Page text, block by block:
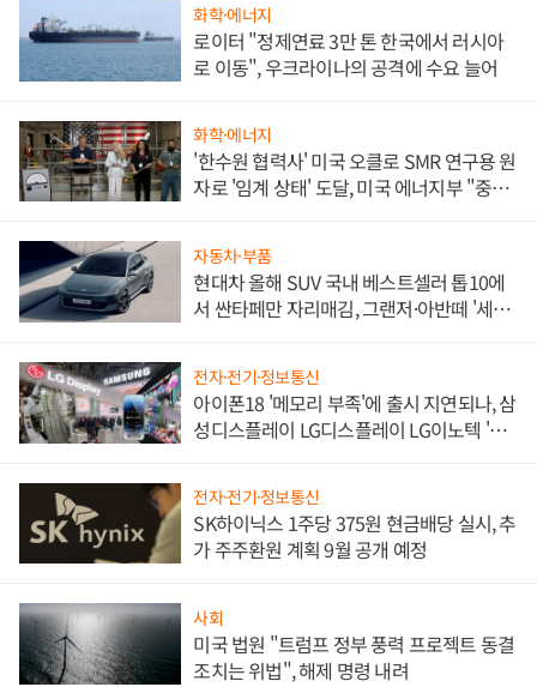
화학·에너지
로이터 "정제연료 3만 톤 한국에서 러시아
로 이동", 우크라이나의 공격에 수요 늘어
화학·에너지
'한수원 협력사' 미국 오클로 SMR 연구용 원
자로 '임계 상태' 도달, 미국 에너지부 "중요
자동차·부품
현대차 올해 SUV 국내 베스트셀러 톱10에
서 싼타페만 자리매김, 그랜저·아반떼 '세단
전자·전기·정보통신
아이폰18 '메모리 부족'에 출시 지연되나, 삼
성디스플레이 LG디스플레이 LG이노텍 '탈
전자·전기·정보통신
SK하이닉스 1주당 375원 현금배당 실시, 추
가 주주환원 계획 9월 공개 예정
사회
미국 법원 "트럼프 정부 풍력 프로젝트 동결
조치는 위법", 해제 명령 내려